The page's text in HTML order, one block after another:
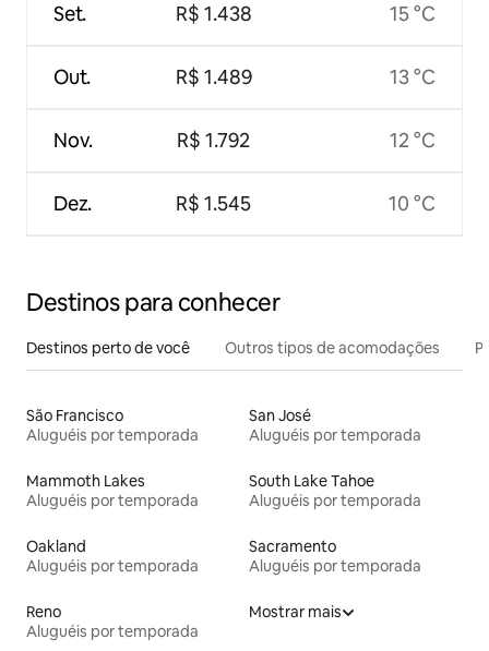
Set.
Out.
Nov.
Dez.
R$ 1.438
R$ 1.489
R$ 1.792
R$ 1.545
15 °C
13 °C
12 °C
10 °C
Destinos para conhecer
Destinos perto de você Outros tipos de acomodações
São Francisco
Aluguéis por temporada
San José
Aluguéis por temporada
Mammoth Lakes
Aluguéis por temporada
South Lake Tahoe
Aluguéis por temporada
Oakland
Aluguéis por temporada
Sacramento
Aluguéis por temporada
Reno
Aluguéis por temporada
Mostrar mais